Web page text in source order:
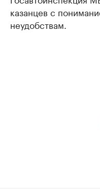
казанцев с
неудобствам.